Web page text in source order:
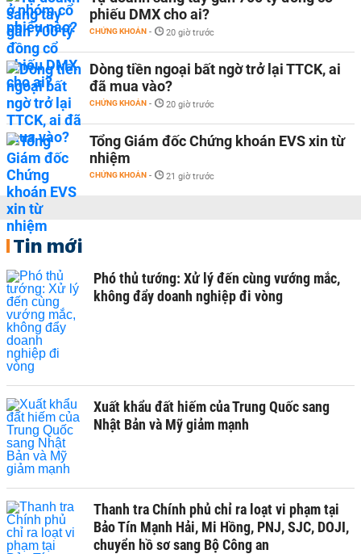
phiếu DMX cho ai?
CHỨNG KHOÁN - 20 giờ trước
Dòng tiền ngoại bất ngờ trở lại TTCK, ai
đã mua vào?
CHỨNG KHOÁN - 20 giờ trước
Tổng Giám đốc Chứng khoán EVS xin từ
nhiệm
CHỨNG KHOÁN - 21 giờ trước
Tin mới
Phó thủ tướng: Xử lý đến cùng vướng mắc,
không đẩy doanh nghiệp đi vòng
Xuất khẩu đất hiếm của Trung Quốc sang
Nhật Bản và Mỹ giảm mạnh
Thanh tra Chính phủ chỉ ra loạt vi phạm tại
Bảo Tín Mạnh Hải, Mi Hồng, PNJ, SJC, DOJI,
chuyển hồ sơ sang Bộ Công an